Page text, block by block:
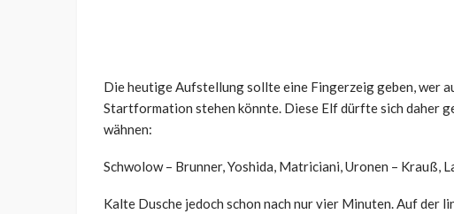
Die heutige Aufstellung sollte eine Fingerzeig geben, wer
Startformation stehen könnte. Diese Elf dürfte sich daher
wähnen:
Schwolow – Brunner, Yoshida, Matriciani, Uronen – Krauß,
Kalte Dusche jedoch schon nach nur vier Minuten. Auf der